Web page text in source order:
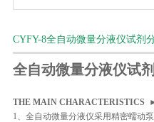
CYFY-8全自动微量分液仪试剂
全自动微量分液仪试
THE MAIN CHARACTERISTICS
1、 全自动微量分液仪采用精密蠕动